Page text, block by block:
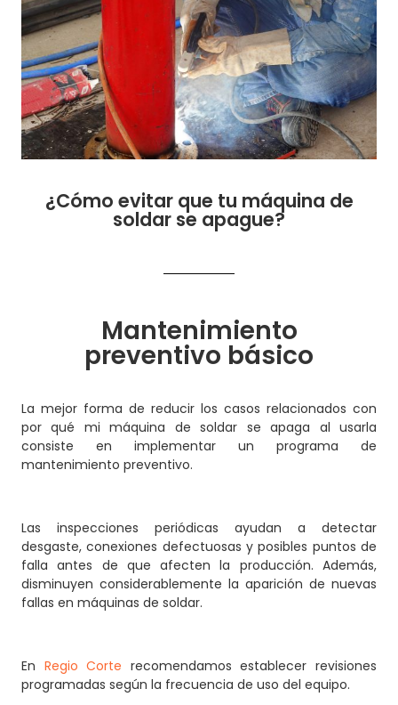
¿Cómo evitar que tu máquina de
soldar se apague?
Mantenimiento
preventivo básico
La mejor forma de reducir los casos relacionados con
por qué mi máquina de soldar se apaga al usarla
consiste en implementar un programa de
mantenimiento preventivo.
Las inspecciones periódicas ayudan a detectar
desgaste, conexiones defectuosas y posibles puntos de
falla antes de que afecten la producción. Además,
disminuyen considerablemente la aparición de nuevas
fallas en máquinas de soldar.
En Regio Corte recomendamos establecer revisiones
programadas según la frecuencia de uso del equipo.